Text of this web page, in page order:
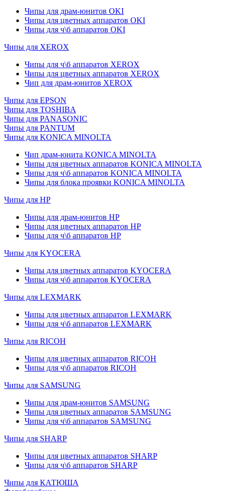
Чипы для драм-юнитов OKI
Чипы для цветных аппаратов OKI
Чипы для ч\б аппаратов OKI
Чипы для XEROX
Чипы для ч\б аппаратов XEROX
Чипы для цветных аппаратов XEROX
Чип для драм-юнитов XEROX
Чипы для EPSON
Чипы для TOSHIBA
Чипы для PANASONIC
Чипы для PANTUM
Чипы для KONICA MINOLTA
Чип драм-юнита KONICA MINOLTA
Чипы для цветных аппаратов KONICA MINOLTA
Чипы для ч\б аппаратов KONICA MINOLTA
Чипы для блока проявки KONICA MINOLTA
Чипы для HP
Чипы для драм-юнитов HP
Чипы для цветных аппаратов HP
Чипы для ч\б аппаратов HP
Чипы для KYOCERA
Чипы для цветных аппаратов KYOCERA
Чипы для ч\б аппаратов KYOCERA
Чипы для LEXMARK
Чипы для цветных аппаратов LEXMARK
Чипы для ч\б аппаратов LEXMARK
Чипы для RICOH
Чипы для цветных аппаратов RICOH
Чипы для ч\б аппаратов RICOH
Чипы для SAMSUNG
Чипы для драм-юнитов SAMSUNG
Чипы для цветных аппаратов SAMSUNG
Чипы для ч\б аппаратов SAMSUNG
Чипы для SHARP
Чипы для цветных аппаратов SHARP
Чипы для ч\б аппаратов SHARP
Чипы для КАТЮША